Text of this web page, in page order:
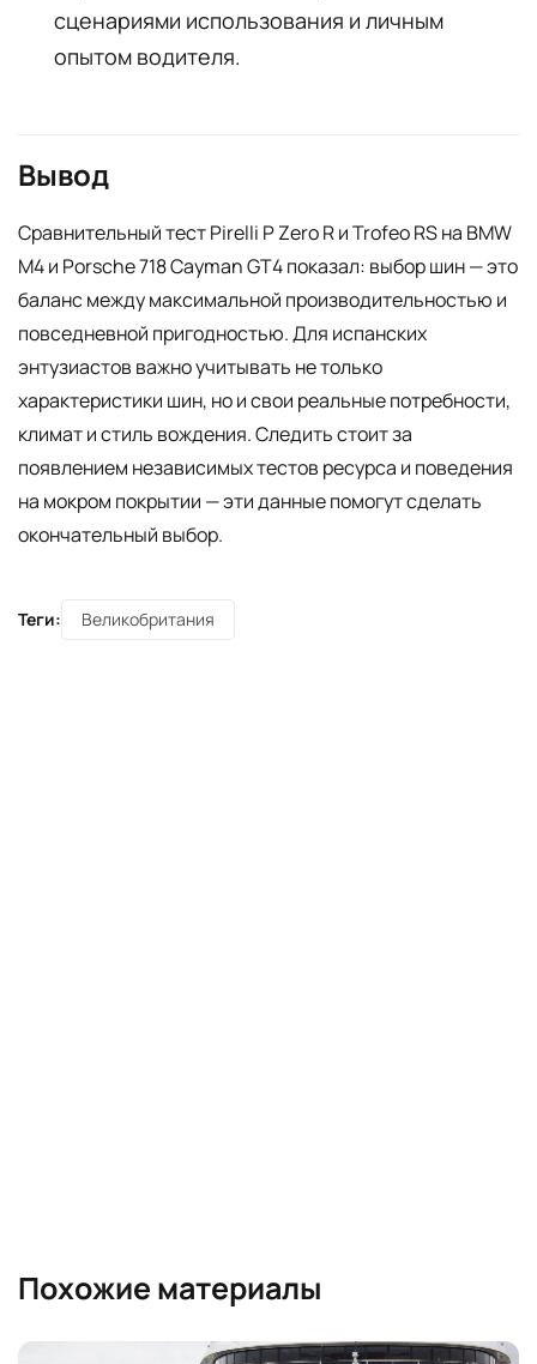
сценариями использования и личным
опытом водителя.
Вывод
Сравнительный тест Pirelli P Zero R и Trofeo RS на BMW
M4 и Porsche 718 Cayman GT4 показал: выбор шин — это
баланс между максимальной производительностью и
повседневной пригодностью. Для испанских
энтузиастов важно учитывать не только
характеристики шин, но и свои реальные потребности,
климат и стиль вождения. Следить стоит за
появлением независимых тестов ресурса и поведения
на мокром покрытии — эти данные помогут сделать
окончательный выбор.
Теги: Великобритания
Похожие материалы